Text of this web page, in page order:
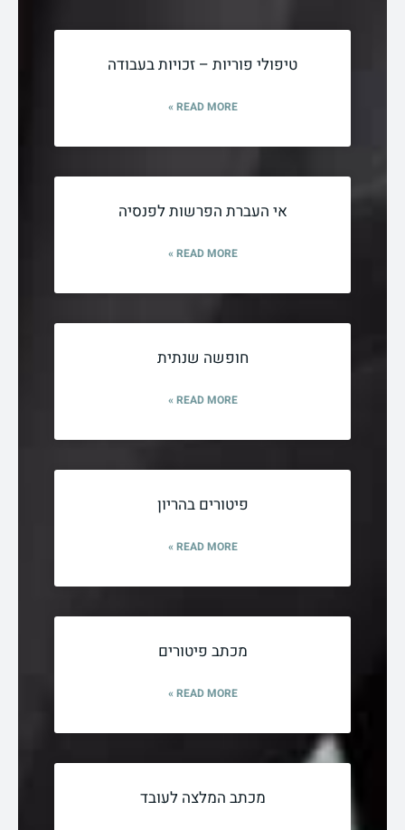
טיפולי פוריות – זכויות בעבודה
READ MORE »
אי העברת הפרשות לפנסיה
READ MORE »
חופשה שנתית
READ MORE »
פיטורים בהריון
READ MORE »
מכתב פיטורים
READ MORE »
מכתב המלצה לעובד